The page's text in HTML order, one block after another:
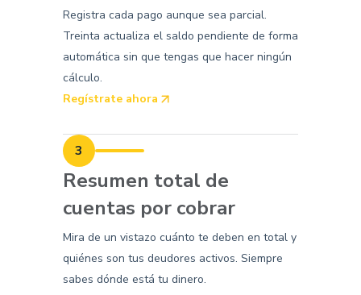
Registra cada pago aunque sea parcial.
Treinta actualiza el saldo pendiente de forma
automática sin que tengas que hacer ningún
cálculo.
Regístrate ahora
3
Resumen total de
cuentas por cobrar
Mira de un vistazo cuánto te deben en total y
quiénes son tus deudores activos. Siempre
sabes dónde está tu dinero.